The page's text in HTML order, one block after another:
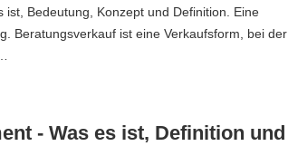
ist, Bedeutung, Konzept und Definition. Eine
Beratungsverkauf ist eine Verkaufsform, bei der
- Was es ist, Definition und